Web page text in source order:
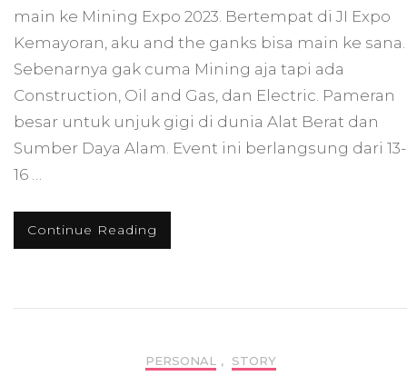
main ke Mining Expo 2023. Bertempat di JI Expo
Kemayoran, aku and the ganks bisa main ke sana.
Sebenarnya gak cuma Mining aja tapi ada
Construction, Oil and Gas, dan Electric. Pameran
besar untuk unjuk gigi di dunia Alat Berat dan
Sumber Daya Alam. Event ini berlangsung dari 13-
16 …
Continue Reading
PERSONAL , STORY